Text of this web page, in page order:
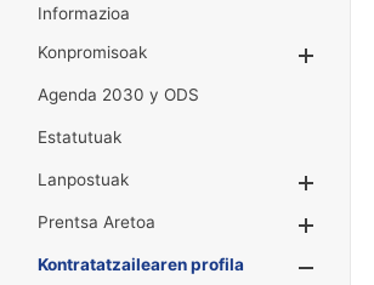
Informazioa
Konpromisoak
Agenda 2030 y ODS
Estatutuak
Lanpostuak
Prentsa Aretoa
Kontratatzailearen profila